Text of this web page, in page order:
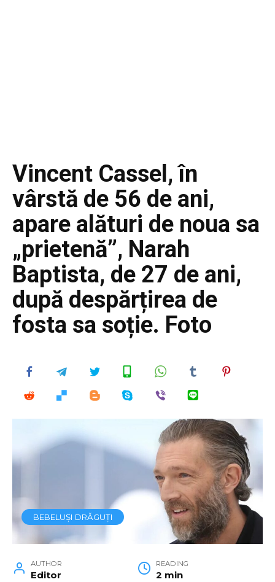
Vincent Cassel, în
vârstă de 56 de ani,
apare alături de noua sa
„prietenă”, Narah
Baptista, de 27 de ani,
după despărțirea de
fosta sa soție. Foto
BEBELUȘI DRĂGUȚI
AUTHOR
Editor
READING
2 min